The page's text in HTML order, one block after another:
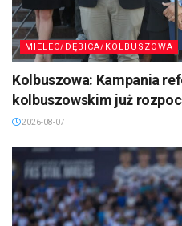
MIELEC/DĘBICA/KOLBUSZOWA
Kolbuszowa: Kampania
kolbuszowskim już
2026-08-07